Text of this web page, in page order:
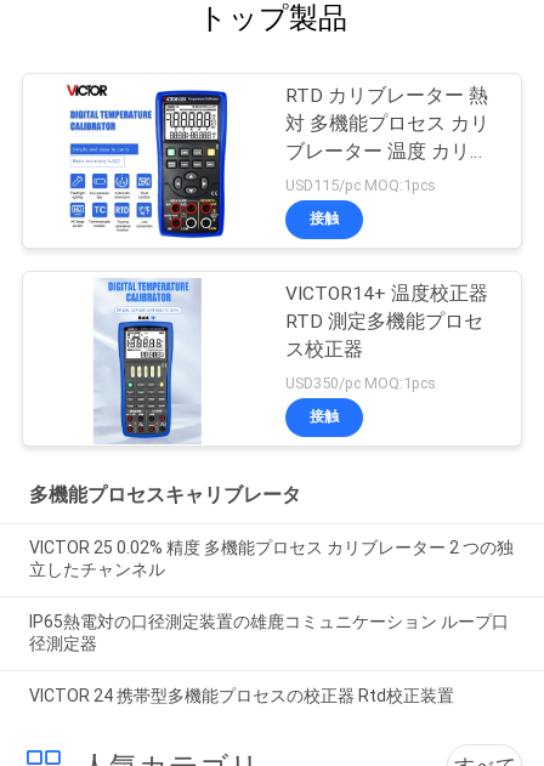
トップ製品
RTD カリブレーター 熱
対 多機能プロセス カリ
ブレーター 温度 カリブ
レーター Tc と RTD カ
リブレーター
USD115/pc MOQ:1pcs
接触
VICTOR14+ 温度校正器
RTD 測定多機能プロセ
ス校正器
USD350/pc MOQ:1pcs
接触
多機能プロセスキャリブレータ
VICTOR 25 0.02% 精度 多機能プロセス カリブレーター 2 つの独
立したチャンネル
IP65熱電対の口径測定装置の雄鹿コミュニケーション ループ口
径測定器
VICTOR 24 携帯型多機能プロセスの校正器 Rtd校正装置